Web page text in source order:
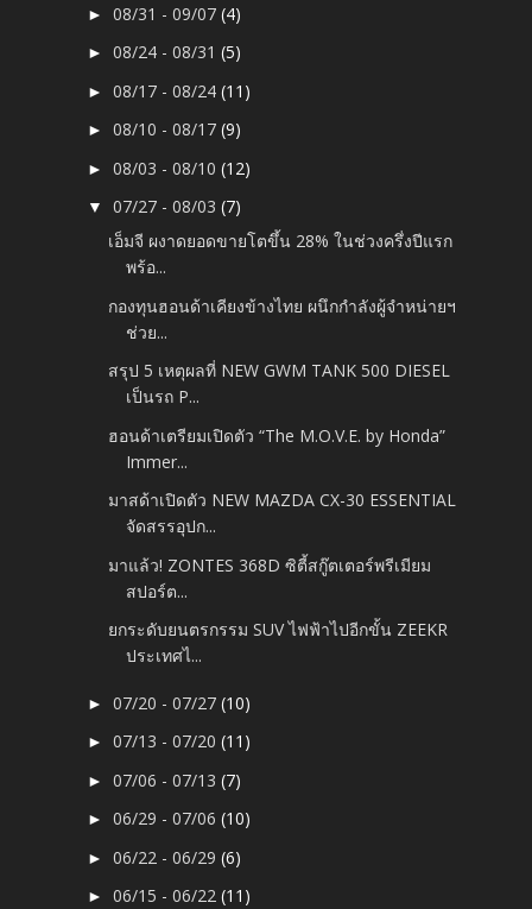
►08/31 - 09/07(4)
►08/24 - 08/31(5)
►08/17 - 08/24(11)
►08/10 - 08/17(9)
►08/03 - 08/10(12)
▼07/27 - 08/03(7)
เอ็มจี ผงาดยอดขายโตขึ้น 28% ในช่วงครึ่งปีแรก
พร้อ...
กองทุนฮอนด้าเคียงข้างไทย ผนึกกำลังผู้จำหน่ายฯ
ช่วย...
สรุป 5 เหตุผลที่ NEW GWM TANK 500 DIESEL
เป็นรถ P...
ฮอนด้าเตรียมเปิดตัว “The M.O.V.E. by Honda”
Immer...
มาสด้าเปิดตัว NEW MAZDA CX-30 ESSENTIAL
จัดสรรอุปก...
มาแล้ว! ZONTES 368D ซิตี้สกู๊ตเตอร์พรีเมียม
สปอร์ต...
ยกระดับยนตรกรรม SUV ไฟฟ้าไปอีกขั้น ZEEKR
ประเทศไ...
►07/20 - 07/27(10)
►07/13 - 07/20(11)
►07/06 - 07/13(7)
►06/29 - 07/06(10)
►06/22 - 06/29(6)
►06/15 - 06/22(11)